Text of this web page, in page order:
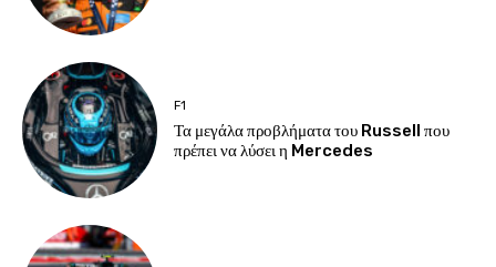
F1
Τα μεγάλα προβλήματα του Russell που
πρέπει να λύσει η Mercedes